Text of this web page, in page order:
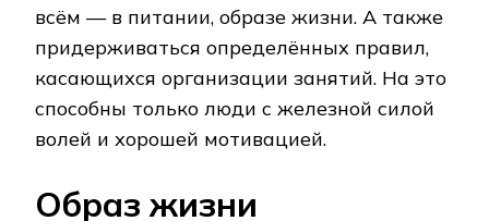
всём — в питании, образе жизни. А также
придерживаться определённых правил,
касающихся организации занятий. На это
способны только люди с железной силой
волей и хорошей мотивацией.
Образ жизни